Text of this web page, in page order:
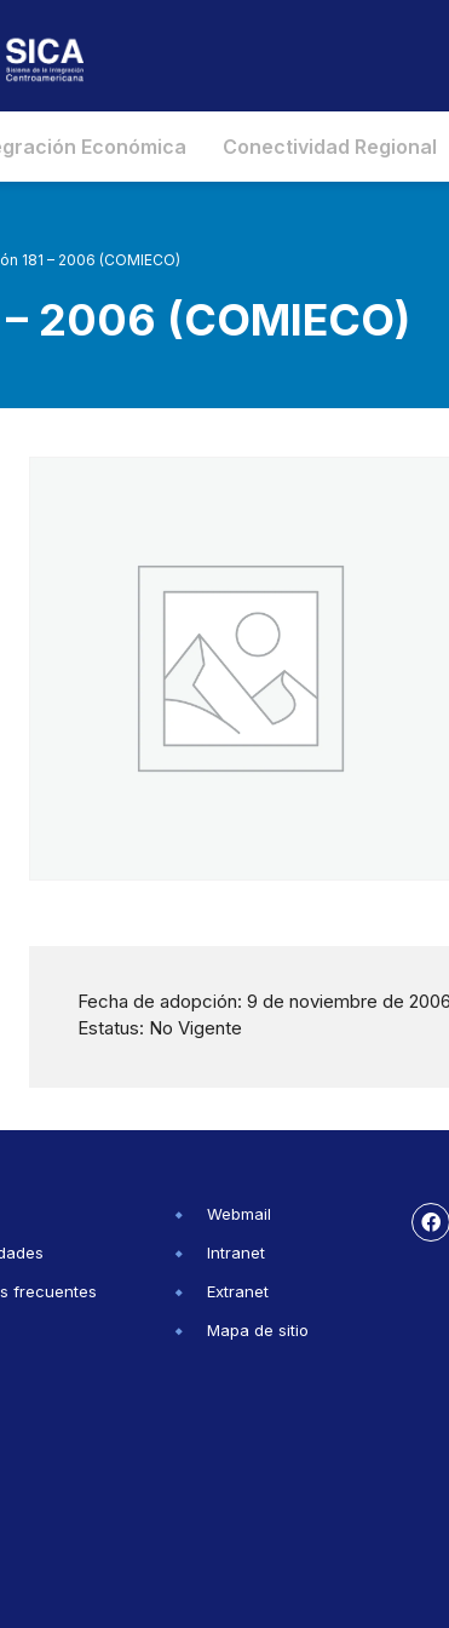
Económica Conectividad Regional
181 – 2006 (COMIECO)
2006 (COMIECO)
Fecha de adopción: 9 de noviembre de 2006
Estatus: No Vigente
frecuentes
Webmail
Intranet
Extranet
Mapa de sitio